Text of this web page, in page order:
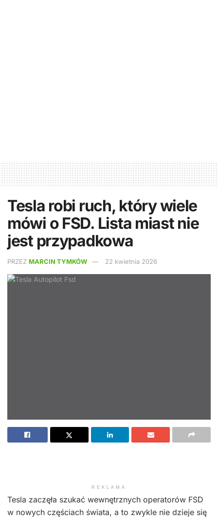
Tesla robi ruch, który wiele
mówi o FSD. Lista miast nie
jest przypadkowa
PRZEZ MARCIN TYMKÓW 22 kwietnia 2026
REKLAMA
Tesla zaczęła szukać wewnętrznych operatorów FSD
w nowych częściach świata, a to zwykle nie dzieje się